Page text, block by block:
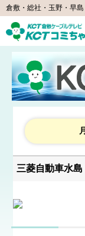
倉敷・総社・玉野・早
三菱自動車水